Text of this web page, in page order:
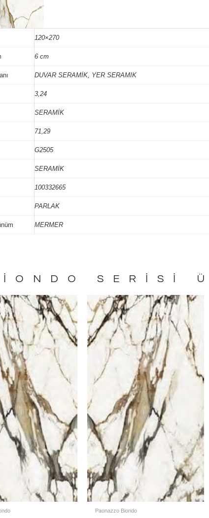
120×270
6 cm
DUVAR SERAMİK, YER SERAMIK
3,24
SERAMİK
71,29
G2505
SERAMİK
100332665
PARLAK
MERMER
SERISI
Paonazzo Biondo